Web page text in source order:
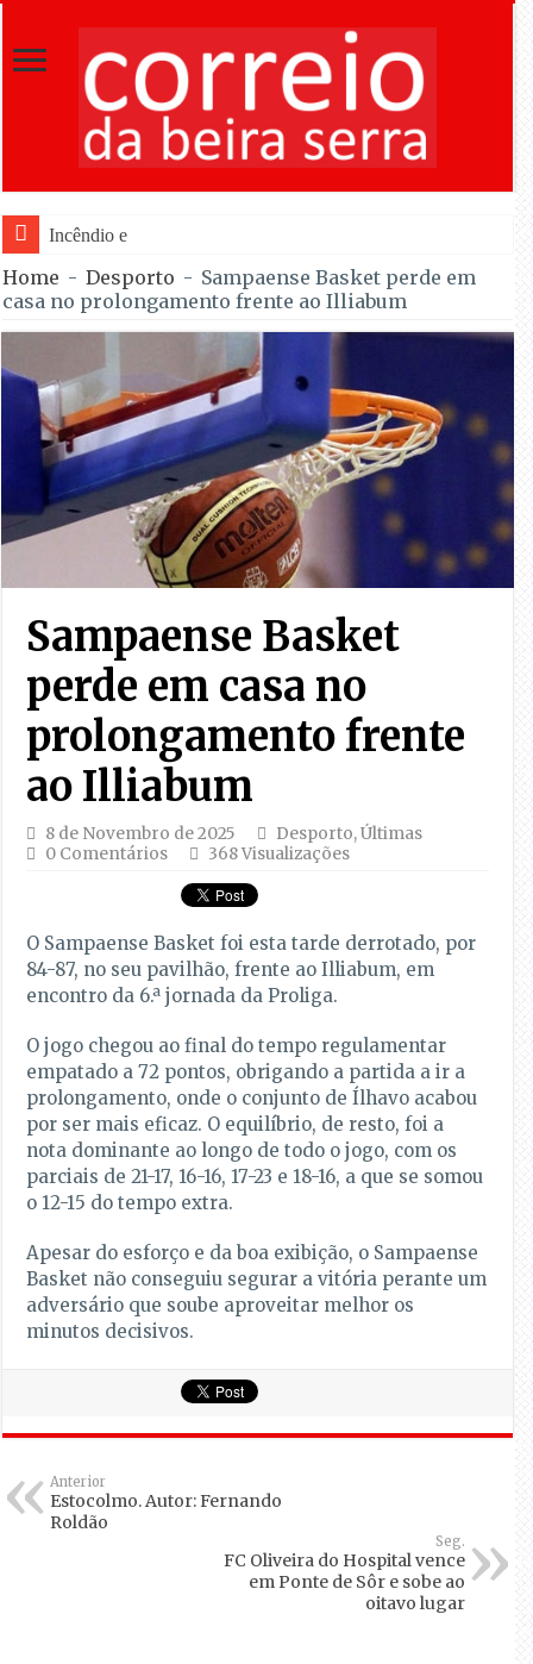
Incêndio em Fornos de Algodres dominado
Home - Desporto - Sampaense Basket perde em
casa no prolongamento frente ao Illiabum
Sampaense Basket
perde em casa no
prolongamento frente
ao Illiabum
8 de Novembro de 2025 Desporto,Últimas
0 Comentários
368 Visualizações
O Sampaense Basket foi esta tarde derrotado, por
84-87, no seu pavilhão, frente ao Illiabum, em
encontro da 6.ª jornada da Proliga.
O jogo chegou ao final do tempo regulamentar
empatado a 72 pontos, obrigando a partida a ir a
prolongamento, onde o conjunto de Ílhavo acabou
por ser mais eficaz. O equilíbrio, de resto, foi a
nota dominante ao longo de todo o jogo, com os
parciais de 21-17, 16-16, 17-23 e 18-16, a que se somou
o 12-15 do tempo extra.
Apesar do esforço e da boa exibição, o Sampaense
Basket não conseguiu segurar a vitória perante um
adversário que soube aproveitar melhor os
minutos decisivos.
Anterior
Estocolmo. Autor: Fernando
Roldão
Seg.
FC Oliveira do Hospital vence
em Ponte de Sôr e sobe ao
oitavo lugar